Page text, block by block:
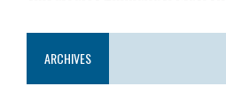
ARCHIVES